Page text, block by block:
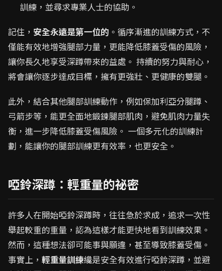
訓練，並尋求專業人士的協助。
記住， 安全永遠是第一位的 。循序漸進的訓練方式，不
僅能有效地增強腿部力量，更能降低膝蓋受傷的風險，
讓你長久地享受深蹲帶來的益處。 持續的努力與耐心，
將會讓你逐步達成目標，擁有更強壯、更健康的雙腿。
此外，結合其他腿部訓練動作，例如保加利亞分腿蹲、
弓箭步等，能更全面地鍛鍊腿部肌肉，避免肌肉力量失
衡，進一步降低膝蓋受傷風險。 一個多元化的訓練計
劃，能讓你的腿部訓練更有效率，也更安全。
啞鈴深蹲：輕重量的祕密
許多人在開始啞鈴深蹲時，往往急於求成，追求一次性
舉起較重的重量，認為這樣才能更快地看到訓練效果。
然而，這種想法卻可能事與願違，甚至導致膝蓋受傷。
事實上， 輕重量訓練纔是安全有效進行啞鈴深蹲，並避